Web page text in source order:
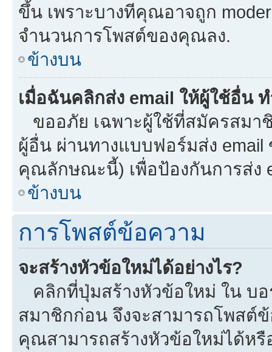
ขึ้น เพราะบางทีคุณอาจถูก
จำนวนการโพสต์ของคุณลง.
ข้างบน
เมื่อฉันคลิกส่ง email ให้ผู้ใช้อื่น
ขออภัย เฉพาะผู้ใช้ที่สมัครสมา
ผู้อื่น ผ่านทางแบบฟอร์มส่ง
คุณลักษณะนี้) เพื่อป้องกันการส่ง
ข้างบน
การโพสต์ข้อความ
จะสร้างหัวข้อใหม่ได้อย่างไร?
คลิกที่ปุ่มสร้างหัวข้อใหม่ ใน บ
สมาชิกก่อน จึงจะสามารถโพสต์
คุณสามารถสร้างหัวข้อใหม่ได้ห